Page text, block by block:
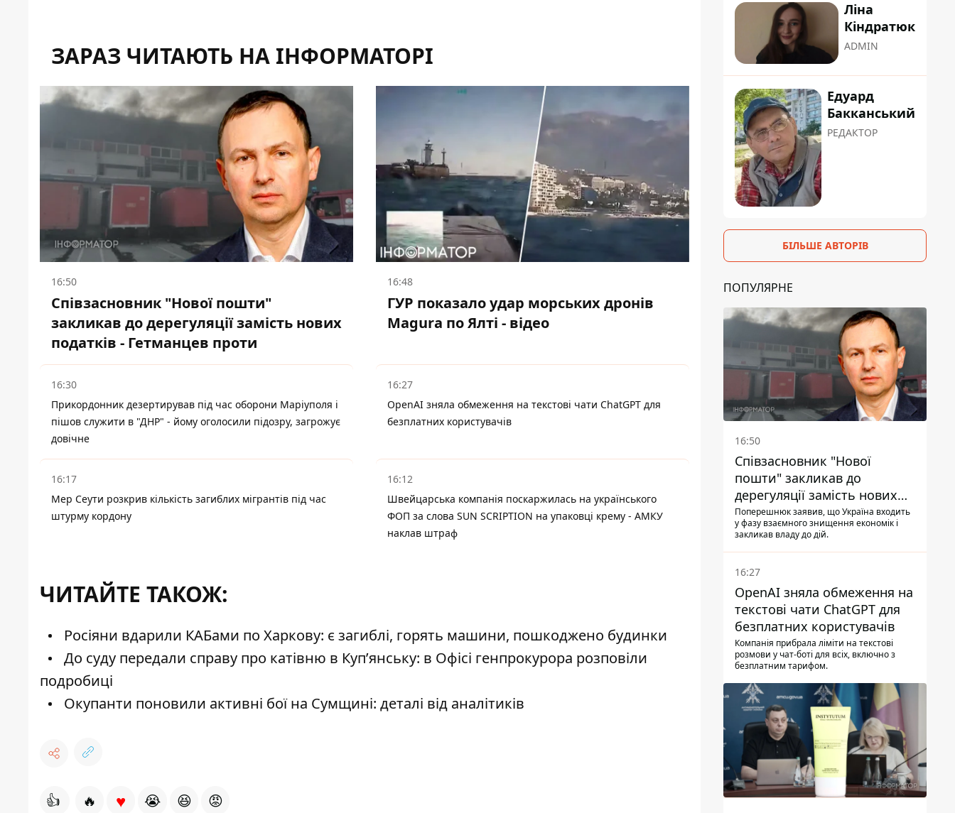
ЗАРАЗ ЧИТАЮТЬ НА ІНФОРМАТОРІ
16:50
Співзасновник "Нової пошти"
закликав до дерегуляції замість нових
податків - Гетманцев проти
16:48
ГУР показало удар морських дронів
Magura по Ялті - відео
16:30
Прикордонник дезертирував під час оборони Маріуполя і
пішов служити в "ДНР" - йому оголосили підозру, загрожує
довічне
16:27
OpenAI зняла обмеження на текстові чати ChatGPT для
безплатних користувачів
16:17
Мер Сеути розкрив кількість загиблих мігрантів під час
штурму кордону
16:12
Швейцарська компанія поскаржилась на українського
ФОП за слова SUN SCRIPTION на упаковці крему - АМКУ
наклав штраф
ЧИТАЙТЕ ТАКОЖ:
Росіяни вдарили КАБами по Харкову: є загиблі, горять машини, пошкоджено будинки
До суду передали справу про катівню в Куп’янську: в Офісі генпрокурора розповіли
подробиці
Окупанти поновили активні бої на Сумщині: деталі від аналітиків
👍 🔥 ♥ 😭 😆 😡
Ліна
Кіндратюк
ADMIN
Едуард
Бакканський
РЕДАКТОР
БІЛЬШЕ АВТОРІВ
ПОПУЛЯРНЕ
16:50
Співзасновник "Нової
пошти" закликав до
дерегуляції замість нових
податків - Гетманцев проти
Поперешнюк заявив, що Україна входить
у фазу взаємного знищення економік і
закликав владу до дій.
16:27
OpenAI зняла обмеження на
текстові чати ChatGPT для
безплатних користувачів
Компанія прибрала ліміти на текстові
розмови у чат-боті для всіх, включно з
безплатним тарифом.